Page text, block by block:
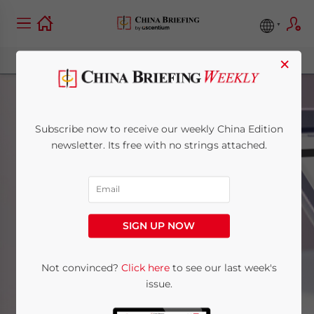
Spanish
Home News Spanish
×
Subscribe now to receive our weekly China Edition
newsletter. Its free with no strings attached.
SIGN UP NOW
Not convinced? Click hereto see our last week's
issue.